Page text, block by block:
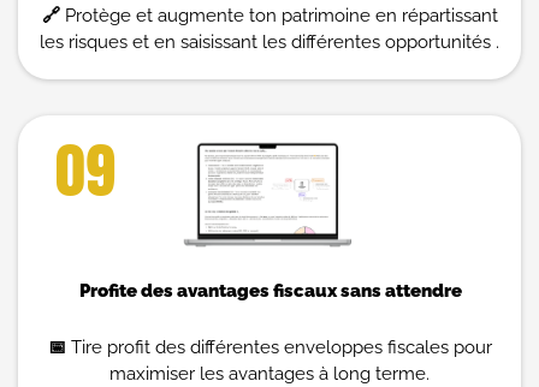
🔗 Protège et augmente ton patrimoine en répartissant
les risques et en saisissant les différentes opportunités .
09
Profite des avantages fiscaux sans attendre
📅 Tire profit des différentes enveloppes fiscales pour
maximiser les avantages à long terme.